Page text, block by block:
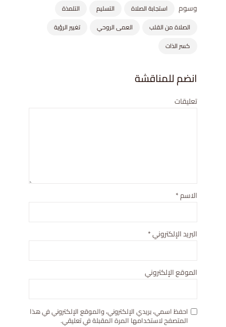
وسوم استجابة الصلاة التسليم
التلمذة
الصلاة من القلب
العمى الروحي
تغيير الرؤية
كسر الذات
انضم للمناقشة
تعليقات
الاسم*
البريد الإلكتروني*
الموقع الإلكتروني
احفظ اسمي، بريدي الإلكتروني، والموقع الإلكتروني في هذا
المتصفح لاستخدامها المرة المقبلة في تعليقي.